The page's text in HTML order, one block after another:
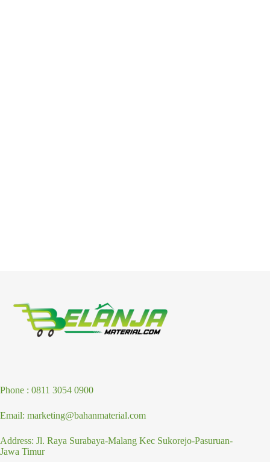
Phone : 0811 3054 0900
Email: marketing@bahanmaterial.com
Address: Jl. Raya Surabaya-Malang Kec Sukorejo-Pasuruan-
Jawa Timur